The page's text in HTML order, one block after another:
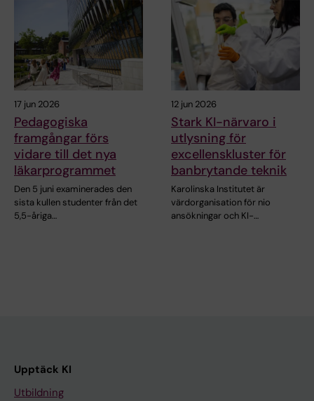
17 jun 2026
Pedagogiska
framgångar förs
vidare till det nya
läkarprogrammet
Den 5 juni examinerades den
sista kullen studenter från det
5,5-åriga…
12 jun 2026
Stark KI-närvaro i
utlysning för
excellenskluster för
banbrytande teknik
Karolinska Institutet är
värdorganisation för nio
ansökningar och KI-…
Upptäck KI
Utbildning